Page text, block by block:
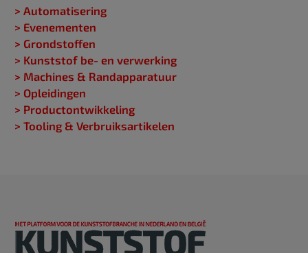
> Automatisering
> Evenementen
> Grondstoffen
> Kunststof be- en verwerking
> Machines & Randapparatuur
> Opleidingen
> Productontwikkeling
> Tooling & Verbruiksartikelen